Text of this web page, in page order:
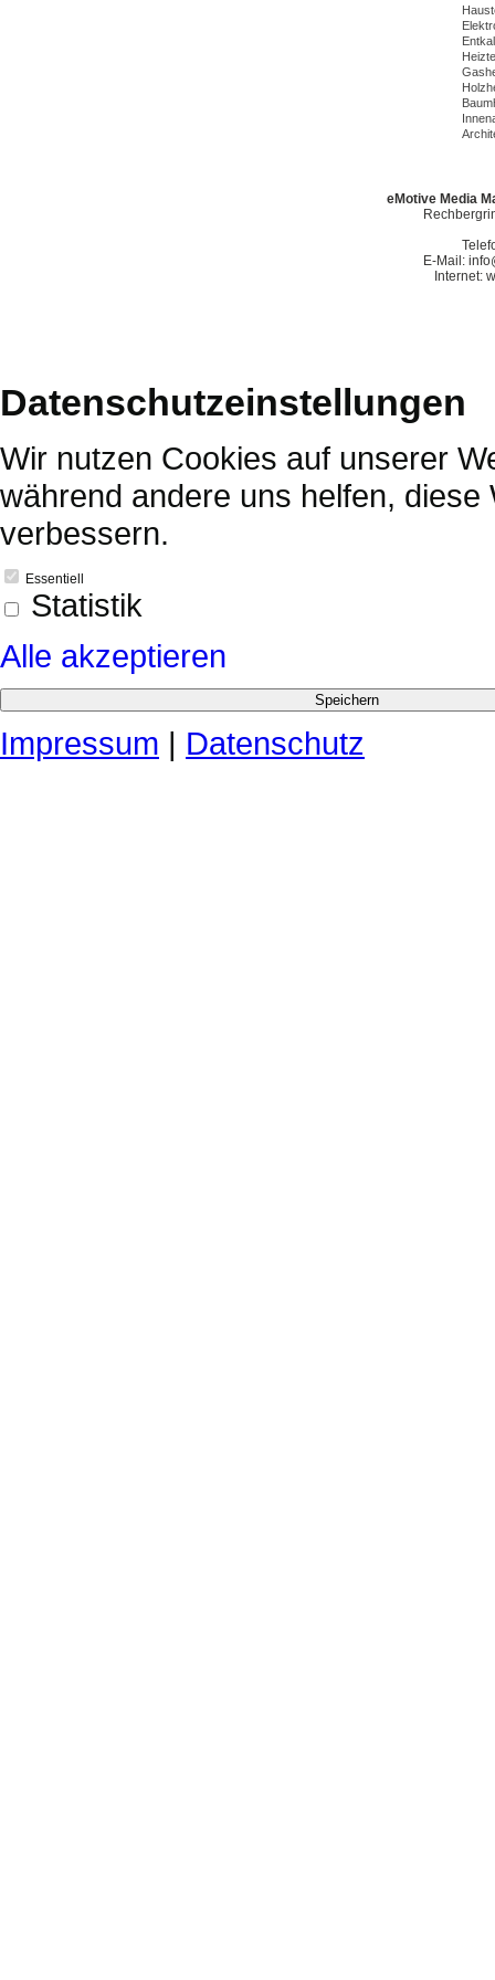
eMotive Media
E-Mail:
Internet:
Datenschutzeinstellungen
Wir nutzen Cookies auf unserer
während andere uns helfen,
verbessern.
Essentiell
Statistik
Alle akzeptieren
Impressum | Datenschutz